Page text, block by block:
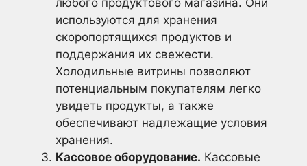
используются для хранения
скоропортящихся продуктов и
поддержания их свежести.
Холодильные витрины позволяют
потенциальным покупателям легко
увидеть продукты, а также
обеспечивают надлежащие условия
хранения.
Кассовое оборудование. Кассовые